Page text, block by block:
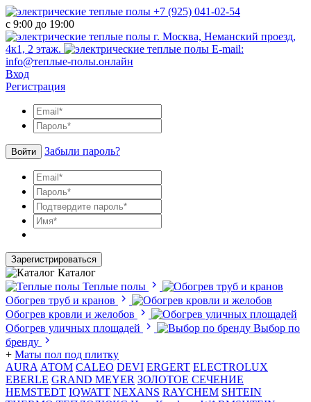
+7 (925) 041-02-54
с 9:00 до 19:00
г. Москва, Неманский проезд,
4к1, 2 этаж.
E-mail:
info@теплые-полы.онлайн
Вход
Регистрация
Войти Забыли пароль?
Зарегистрироваться
Каталог
Теплые полы
Обогрев труб и кранов
Обогрев кровли и желобов
Обогрев уличных площадей
Выбор по
бренду
+ Маты пол под плитку
AURA АТОМ CALEO DEVI ERGERT ELECTROLUX
EBERLE GRAND MEYER ЗОЛОТОЕ СЕЧЕНИЕ
HEMSTEDT IQWATT NEXANS RAYCHEM SHTEIN